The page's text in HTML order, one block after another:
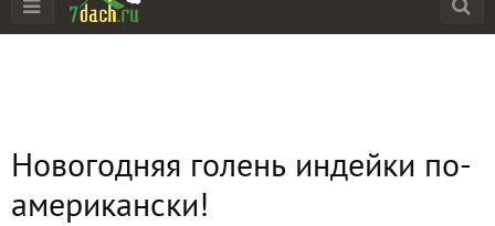
Новогодняя голень индейки по-
американски!